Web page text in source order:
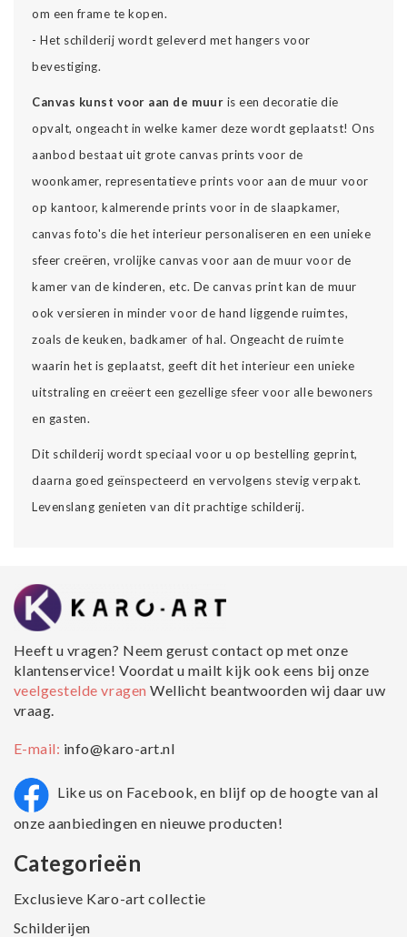
om een frame te kopen.
- Het schilderij wordt geleverd met hangers voor
bevestiging.
Canvas kunst voor aan de muur is een decoratie die
opvalt, ongeacht in welke kamer deze wordt geplaatst! Ons
aanbod bestaat uit grote canvas prints voor de
woonkamer, representatieve prints voor aan de muur voor
op kantoor, kalmerende prints voor in de slaapkamer,
canvas foto's die het interieur personaliseren en een unieke
sfeer creëren, vrolijke canvas voor aan de muur voor de
kamer van de kinderen, etc. De canvas print kan de muur
ook versieren in minder voor de hand liggende ruimtes,
zoals de keuken, badkamer of hal. Ongeacht de ruimte
waarin het is geplaatst, geeft dit het interieur een unieke
uitstraling en creëert een gezellige sfeer voor alle bewoners
en gasten.
Dit schilderij wordt speciaal voor u op bestelling geprint,
daarna goed geïnspecteerd en vervolgens stevig verpakt.
Levenslang genieten van dit prachtige schilderij.
Heeft u vragen? Neem gerust contact op met onze
klantenservice! Voordat u mailt kijk ook eens bij onze
veelgestelde vragenWellicht beantwoorden wij daar uw
vraag.
E-mail: info@karo-art.nl
Like us on Facebook, en blijf op de hoogte van al
onze aanbiedingen en nieuwe producten!
Categorieën
Exclusieve Karo-art collectie
Schilderijen